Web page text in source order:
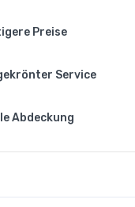
Preise
Service
Abdeckung